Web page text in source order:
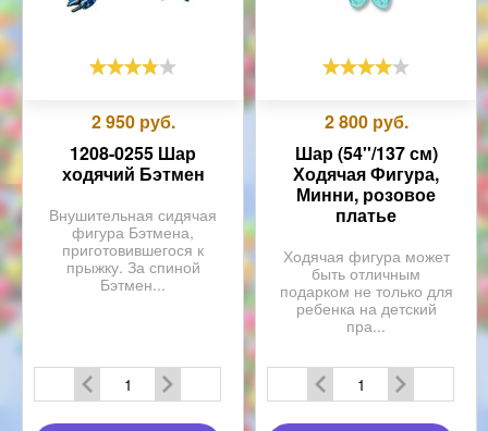
2 950 руб.
1208-0255 Шар
ходячий Бэтмен
Внушительная сидячая
фигура Бэтмена,
приготовившегося к
прыжку. За спиной
Бэтмен...
2 800 руб.
Шар (54''/137 см)
Ходячая Фигура,
Минни, розовое
платье
Ходячая фигура может
быть отличным
подарком не только для
ребенка на детский
пра...